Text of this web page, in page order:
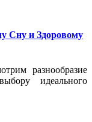
Сну и Здоровому
разнообразие
идеального